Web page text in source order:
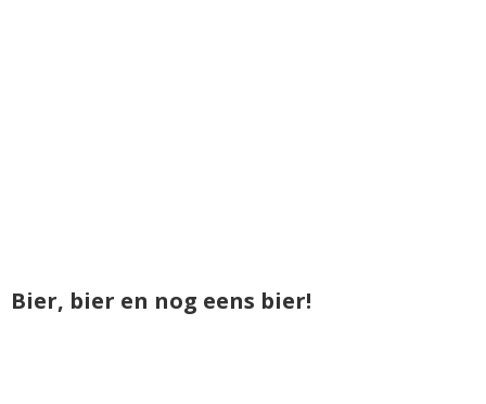
Bier, bier en nog eens bier!